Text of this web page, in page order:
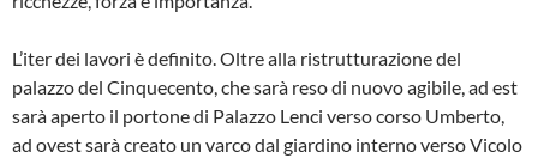
L’iter dei lavori è definito. Oltre alla ristrutturazione del
palazzo del Cinquecento, che sarà reso di nuovo agibile, ad est
sarà aperto il portone di Palazzo Lenci verso corso Umberto,
ad ovest sarà creato un varco dal giardino interno verso Vicolo